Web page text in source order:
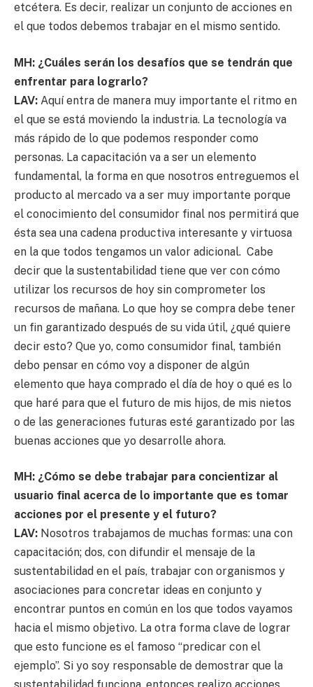
etcétera. Es decir, realizar un conjunto de acciones en
el que todos debemos trabajar en el mismo sentido.
MH: ¿Cuáles serán los desafíos que se tendrán que
enfrentar para lograrlo?
LAV: Aquí entra de manera muy importante el ritmo en
el que se está moviendo la industria. La tecnología va
más rápido de lo que podemos responder como
personas. La capacitación va a ser un elemento
fundamental, la forma en que nosotros entreguemos el
producto al mercado va a ser muy importante porque
el conocimiento del consumidor final nos permitirá que
ésta sea una cadena productiva interesante y virtuosa
en la que todos tengamos un valor adicional. Cabe
decir que la sustentabilidad tiene que ver con cómo
utilizar los recursos de hoy sin comprometer los
recursos de mañana. Lo que hoy se compra debe tener
un fin garantizado después de su vida útil, ¿qué quiere
decir esto? Que yo, como consumidor final, también
debo pensar en cómo voy a disponer de algún
elemento que haya comprado el día de hoy o qué es lo
que haré para que el futuro de mis hijos, de mis nietos
o de las generaciones futuras esté garantizado por las
buenas acciones que yo desarrolle ahora.
MH: ¿Cómo se debe trabajar para concientizar al
usuario final acerca de lo importante que es tomar
acciones por el presente y el futuro?
LAV: Nosotros trabajamos de muchas formas: una con
capacitación; dos, con difundir el mensaje de la
sustentabilidad en el país, trabajar con organismos y
asociaciones para concretar ideas en conjunto y
encontrar puntos en común en los que todos vayamos
hacia el mismo objetivo. La otra forma clave de lograr
que esto funcione es el famoso “predicar con el
ejemplo”. Si yo soy responsable de demostrar que la